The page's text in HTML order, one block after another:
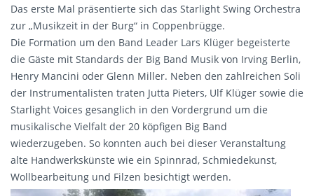
Das erste Mal präsentierte sich das Starlight Swing Orchestra
zur „Musikzeit in der Burg“ in Coppenbrügge.
Die Formation um den Band Leader Lars Klüger begeisterte
die Gäste mit Standards der Big Band Musik von Irving Berlin,
Henry Mancini oder Glenn Miller. Neben den zahlreichen Soli
der Instrumentalisten traten Jutta Pieters, Ulf Klüger sowie die
Starlight Voices gesanglich in den Vordergrund um die
musikalische Vielfalt der 20 köpfigen Big Band
wiederzugeben. So konnten auch bei dieser Veranstaltung
alte Handwerkskünste wie ein Spinnrad, Schmiedekunst,
Wollbearbeitung und Filzen besichtigt werden.